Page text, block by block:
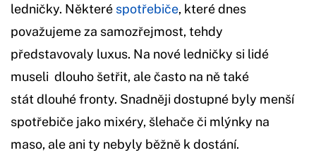
ledničky. Některé spotřebiče, které dnes
považujeme za samozřejmost, tehdy
představovaly luxus. Na nové ledničky si lidé
museli dlouho šetřit, ale často na ně také
stát dlouhé fronty. Snadněji dostupné byly menší
spotřebiče jako mixéry, šlehače či mlýnky na
maso, ale ani ty nebyly běžně k dostání.